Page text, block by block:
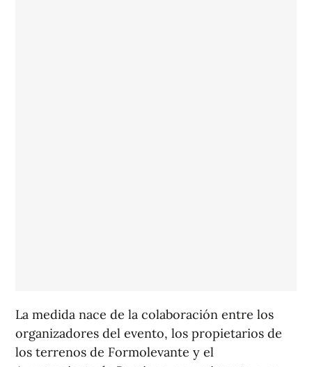
La medida nace de la colaboración entre los
organizadores del evento, los propietarios de
los terrenos de Formolevante y el